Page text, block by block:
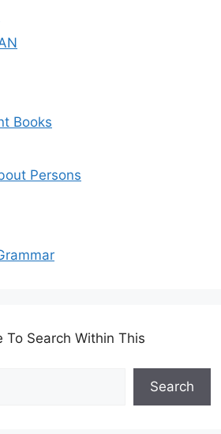
Books
Persons
To Search Within This
Search